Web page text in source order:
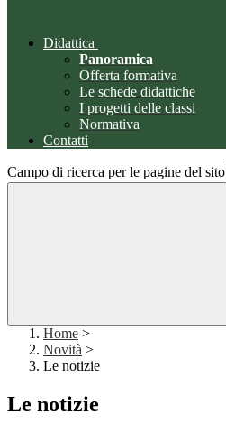
Didattica
Panoramica
Offerta formativa
Le schede didattiche
I progetti delle classi
Normativa
Contatti
Campo di ricerca per le pagine del sito
Home >
Novità >
Le notizie
Le notizie